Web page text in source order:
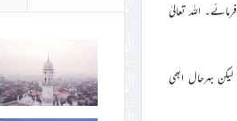
اللہ تعالیٰ
بہرحال ابھی